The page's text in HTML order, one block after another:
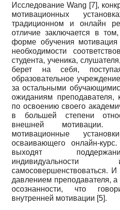
Исследование Wang [7],
мотивационных
традиционном и онлайн
отличие заключается в
форме обучения
необходимости
студента, ученика,
берет на себя,
образовательное
за остальными
ожиданиям преподавателя,
по освоению своего
в большей степени
внешней мотивации.
мотивационные
осваивающего онлайн-
выходят
самосовершенствоваться.
давлением преподавателя, а
осознанности, что
внутренней мотивации [5].